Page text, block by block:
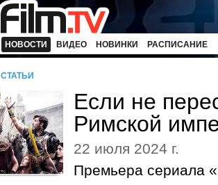
НОВОСТИ ВИДЕО НОВИНКИ РАСПИСАНИЕ
СТАТЬИ
Если не
Римской
22 июля 2024 г.
Премьера сериала